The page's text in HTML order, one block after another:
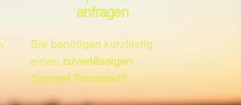
anfragen
Sie benötigen kurzfristig
einen zuverlässigen
Spargel Transport?